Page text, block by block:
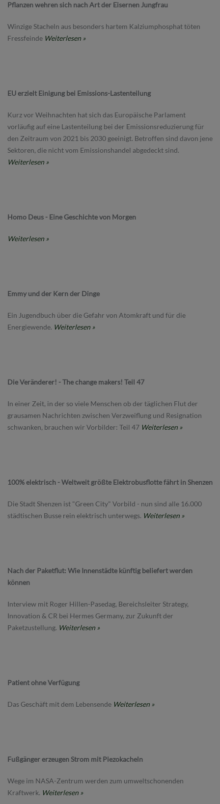
Pflanzen wehren sich nach Art der Eisernen Jungfrau
Winzige Stacheln aus besonders hartem Kalziumphosphat töten
Fressfeinde Weiterlesen »
EU erzielt Einigung bei Emissions-Lastenteilung
Kurz vor Weihnachten hat sich das Europäische Parlament
vorläufig auf eine Lastenteilung bei der Emissionsreduzierung für
den Zeitraum von 2021 bis 2030 geeinigt. Betroffen sind davon jene
Sektoren, die nicht vom Emissionshandel abgedeckt sind.
Weiterlesen »
Homo Deus - Eine Geschichte von Morgen
Weiterlesen »
Emmy und der Kern der Dinge
Ein Jugendbuch über die Gefahr von Atomkraft und für die
Energiewende. Weiterlesen »
Die Veränderer! - The change makers! Teil 47
In einer Zeit, in der so viele Menschen ob der täglichen Flut der
grausamen Nachrichten zwischen Verzweiflung und Resignation
schwanken, brauchen wir Vorbilder: Teil 47 Weiterlesen »
100% elektrisch - Weltweit größte Elektrobusflotte fährt in Shenzen
Die Stadt Shenzen ist "Green City" Vorbild - nun sind alle 16.000
städtischen Busse rein elektrisch unterwegs. Weiterlesen »
Nach der Paketflut: Wie Innenstädte künftig beliefert werden
können
Interview mit Roger Hillen-Pasedag, Bereichsleiter Strategy,
Innovation & CR bei Hermes Germany, zur Zukunft der
Paketzustellung. Weiterlesen »
Patient ohne Verfügung
Das Geschäft mit dem Lebensende Weiterlesen »
Fußgänger erzeugen Strom mit Piezokacheln
Wege im NASA-Zentrum werden zum umweltschonenden
Kraftwerk. Weiterlesen »